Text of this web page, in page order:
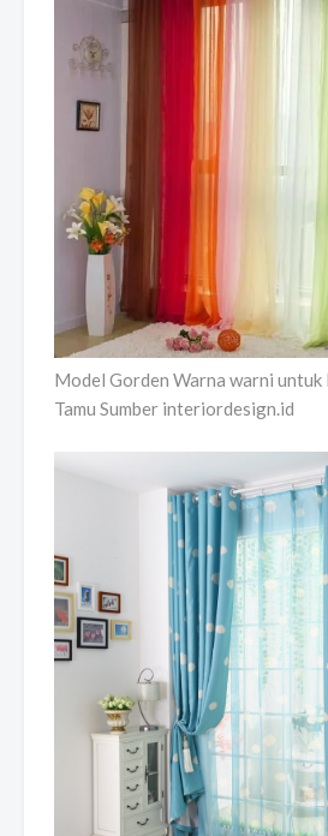
Model Gorden Warna warni
Tamu Sumber interiordesign.id